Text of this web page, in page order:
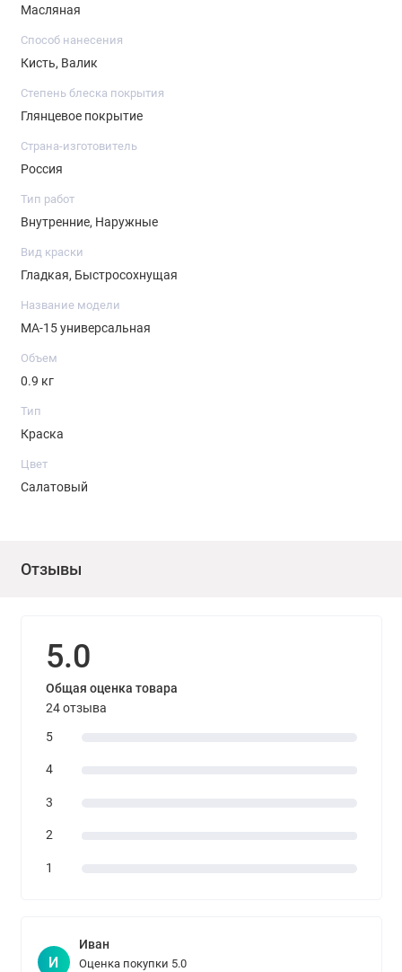
Разбавитель: уайт-спирит
Состав: Олифа масляная комбинированная, пигменты,
наполнители, сиккатив, технологические добавки.
Масляная
Способ нанесения
Кисть, Валик
Степень блеска покрытия
Глянцевое покрытие
Страна-изготовитель
Россия
Тип работ
Внутренние, Наружные
Вид краски
Гладкая, Быстросохнущая
Название модели
МА-15 универсальная
Объем
0.9 кг
Тип
Краска
Цвет
Салатовый
Отзывы
5.0
Общая оценка товара
24 отзыва
5
4
3
2
1
И
Иван
Оценка покупки 5.0